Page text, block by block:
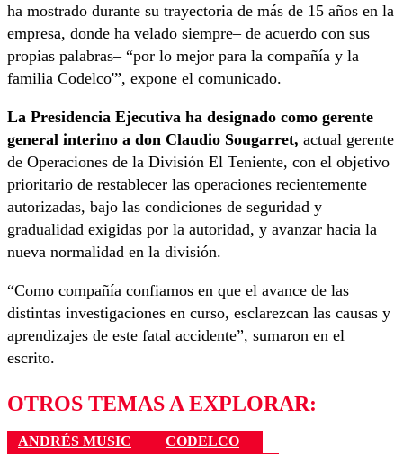
ha mostrado durante su trayectoria de más de 15 años en la
empresa, donde ha velado siempre– de acuerdo con sus
propias palabras– “por lo mejor para la compañía y la
familia Codelco'”, expone el comunicado.
La Presidencia Ejecutiva ha designado como gerente
general interino a don Claudio Sougarret, actual gerente
de Operaciones de la División El Teniente, con el objetivo
prioritario de restablecer las operaciones recientemente
autorizadas, bajo las condiciones de seguridad y
gradualidad exigidas por la autoridad, y avanzar hacia la
nueva normalidad en la división.
“Como compañía confiamos en que el avance de las
distintas investigaciones en curso, esclarezcan las causas y
aprendizajes de este fatal accidente”, sumaron en el
escrito.
OTROS TEMAS A EXPLORAR:
ANDRÉS MUSIC
CODELCO